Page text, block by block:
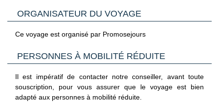
badminton
paddle tennis
vélos (caution 20€)
mini-golf
pétanque
Chaque soir à partir de 21h, programmation du soir avec la
remise des diplômes et un jeu ou bingo suivi du spectacle.
ORGANISATEUR DU VOYAGE
Ce voyage est organisé par Promosejours
PERSONNES À MOBILITÉ RÉDUITE
Il est impératif de contacter notre conseiller, avant toute
souscription, pour vous assurer que le voyage est bien
adapté aux personnes à mobilité réduite.